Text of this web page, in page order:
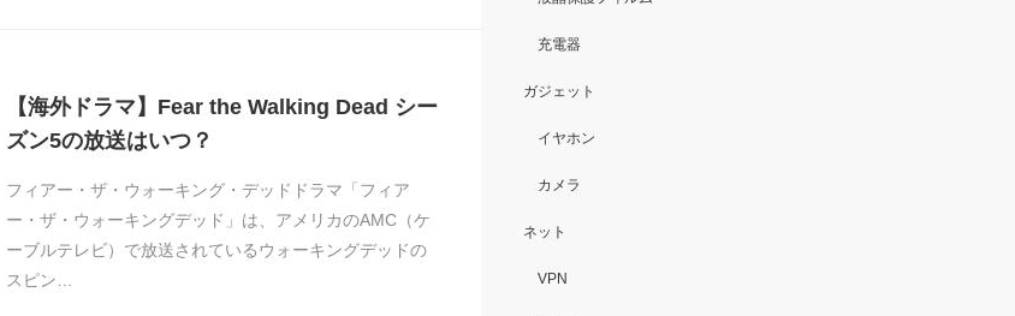
【海外ドラマ】Fear the Walking Dead シー
ズン5の放送はいつ？
フィアー・ザ・ウォーキング・デッドドラマ「フィア
ー・ザ・ウォーキングデッド」は、アメリカのAMC（ケ
ーブルテレビ）で放送されているウォーキングデッドの
スピン…
充電器
ガジェット
イヤホン
カメラ
ネット
VPN